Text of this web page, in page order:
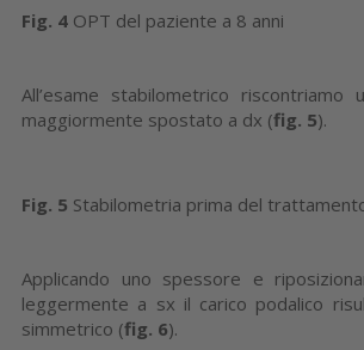
Fig. 4 OPT del paziente a 8 anni
All’esame stabilometrico
maggiormente spostato a dx (fig. 5).
Fig. 5 Stabilometria prima del
Applicando uno spessore e
leggermente a sx il carico podalico
simmetrico (fig. 6).